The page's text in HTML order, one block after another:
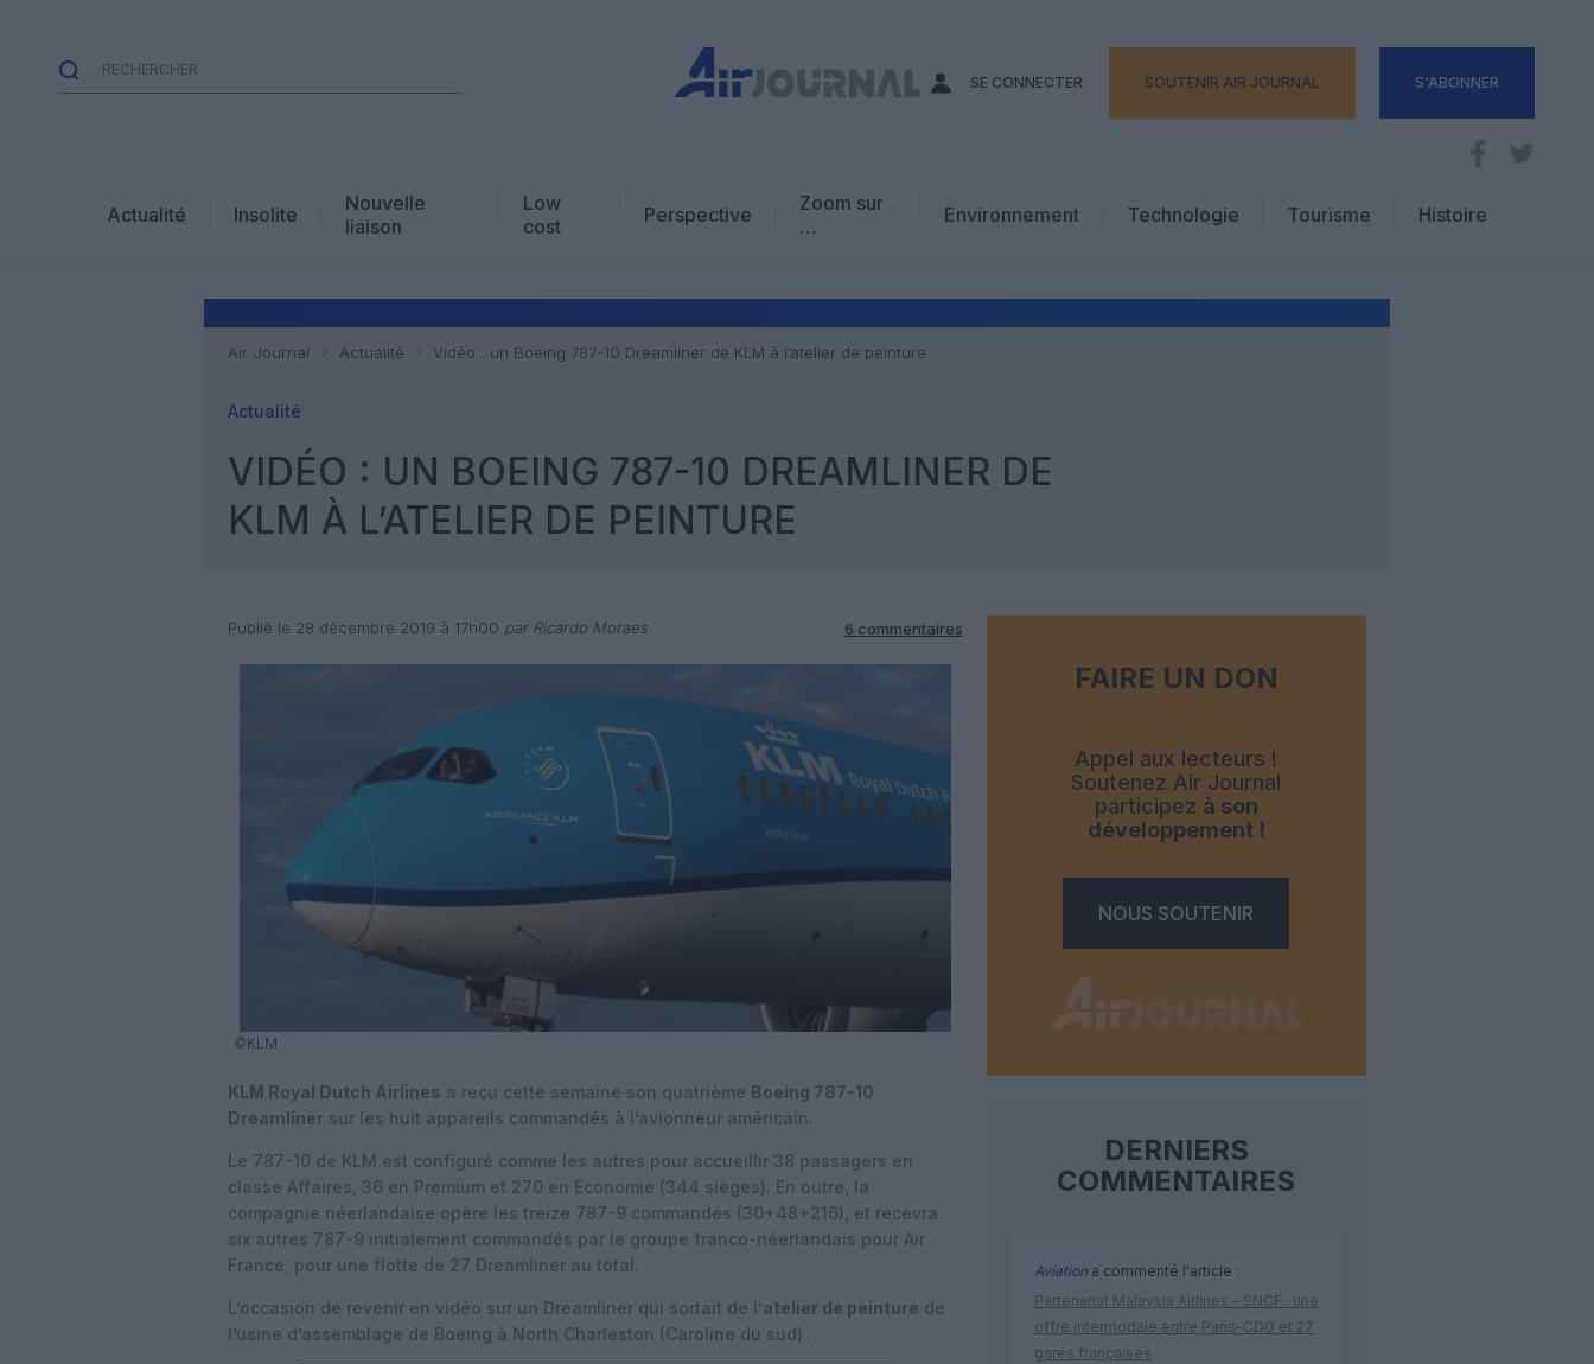
SE CONNECTER SOUTENIR AIR JOURNAL S'ABONNER
Actualité Insolite
Nouvelle
liaison
Low
cost
Perspective
Zoom sur
…
Avis d’expert
Environnement Technologie
Tourisme
Hôtellerie
Histoire
Air Journal Actualité Vidéo : un Boeing 787-10 Dreamliner de KLM à l’atelier de peinture
Actualité
VIDÉO : UN BOEING 787-10 DREAMLINER DE
KLM À L’ATELIER DE PEINTURE
Publié le 28 décembre 2019 à 17h00 par Ricardo Moraes 6 commentaires
©KLM
KLM Royal Dutch Airlines a reçu cette semaine son quatrième Boeing 787-10
Dreamliner sur les huit appareils commandés à l’avionneur américain.
Le 787-10 de KLM est configuré comme les autres pour accueillir 38 passagers en
classe Affaires, 36 en Premium et 270 en Economie (344 sièges). En outre, la
compagnie néerlandaise opère les treize 787-9 commandés (30+48+216), et recevra
six autres 787-9 initialement commandés par le groupe franco-néerlandais pour Air
France, pour une flotte de 27 Dreamliner au total.
L’occasion de revenir en vidéo sur un Dreamliner qui sortait de l’atelier de peinture de
l’usine d’assemblage de Boeing à North Charleston (Caroline du sud) :
FAIRE UN DON
Appel aux lecteurs !
Soutenez Air Journal
participez à son
développement !
NOUS SOUTENIR
DERNIERS
COMMENTAIRES
Aviation a commenté l'article :
Partenariat Malaysia Airlines – SNCF : une
offre intermodale entre Paris-CDG et 27
gares françaises